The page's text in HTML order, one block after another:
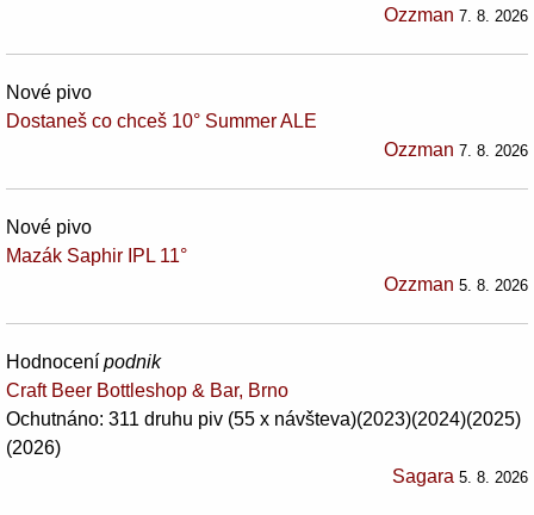
Ozzman 7. 8. 2026
Nové pivo
Dostaneš co chceš 10° Summer ALE
Ozzman 7. 8. 2026
Nové pivo
Mazák Saphir IPL 11°
Ozzman 5. 8. 2026
Hodnocení podnik
Craft Beer Bottleshop & Bar, Brno
Ochutnáno: 311 druhu piv (55 x návšteva)(2023)(2024)(2025)
(2026)
Sagara 5. 8. 2026